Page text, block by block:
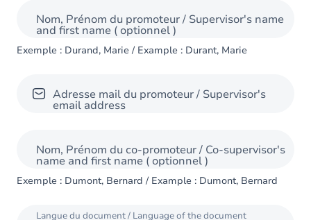
Nom, Prénom du promoteur / Supervisor's name
and first name ( optionnel )
Exemple : Durand, Marie / Example : Durant, Marie
Adresse mail du promoteur / Supervisor's
email address
Nom, Prénom du co-promoteur / Co-supervisor's
name and first name ( optionnel )
Exemple : Dumont, Bernard / Example : Dumont, Bernard
Langue du document / Language of the document